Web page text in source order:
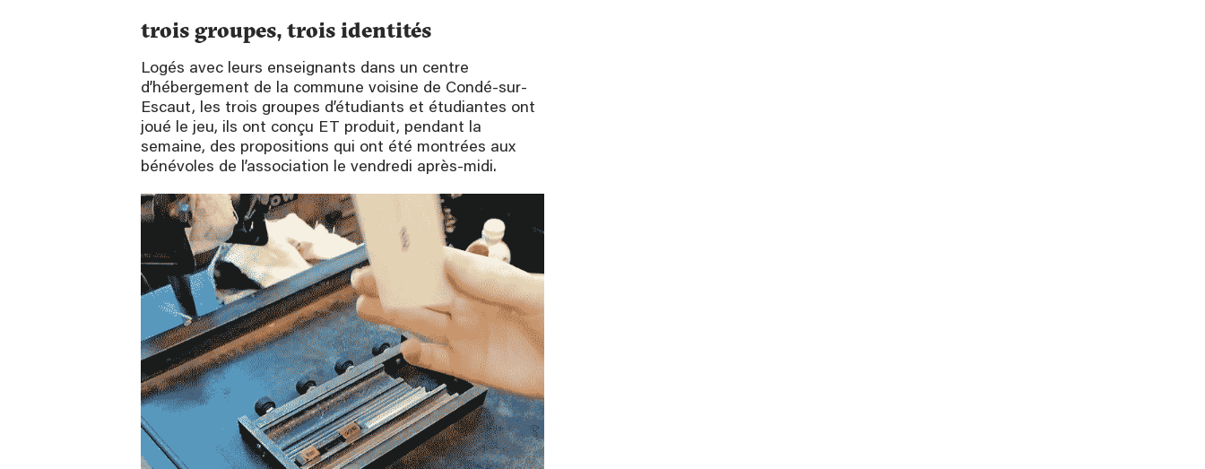
trois groupes, trois identités
Logés avec leurs enseignants dans un centre
d’hébergement de la commune voisine de Condé-sur-
Escaut, les trois groupes d’étudiants et étudiantes ont
joué le jeu, ils ont conçu ET produit, pendant la
semaine, des propositions qui ont été montrées aux
bénévoles de l’association le vendredi après-midi.